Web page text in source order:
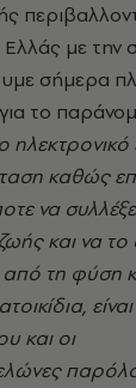
με την
σήμερα
το
ηλεκτρονικό
καθώς
να
και να το
τη φύση
και οι